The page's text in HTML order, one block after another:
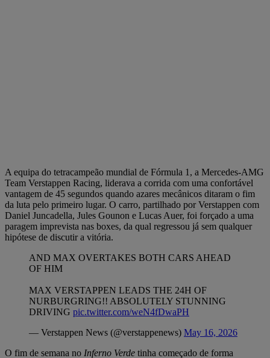
A equipa do tetracampeão mundial de Fórmula 1, a Mercedes-AMG
Team Verstappen Racing, liderava a corrida com uma confortável
vantagem de 45 segundos quando azares mecânicos ditaram o fim
da luta pelo primeiro lugar. O carro, partilhado por Verstappen com
Daniel Juncadella, Jules Gounon e Lucas Auer, foi forçado a uma
paragem imprevista nas boxes, da qual regressou já sem qualquer
hipótese de discutir a vitória.
AND MAX OVERTAKES BOTH CARS AHEAD
OF HIM
MAX VERSTAPPEN LEADS THE 24H OF
NURBURGRING!! ABSOLUTELY STUNNING
DRIVING pic.twitter.com/weN4fDwaPH
— Verstappen News (@verstappenews) May 16, 2026
O fim de semana no Inferno Verde tinha começado de forma